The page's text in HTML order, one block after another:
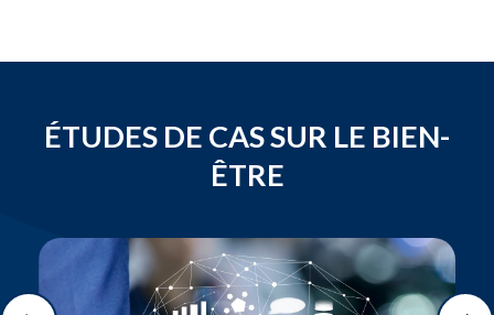
ÉTUDES DE CAS SUR LE BIEN-
ÊTRE